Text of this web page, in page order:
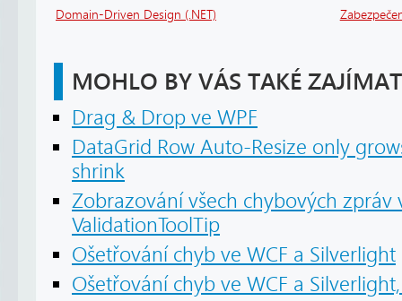
Domain-Driven Design (.NET)
MOHLO BY VÁS TAKÉ ZAJÍMAT
Drag & Drop ve WPF
DataGrid Row Auto-Resize only
shrink
Zobrazování všech chybových zpráv
ValidationToolTip
Ošetřování chyb ve WCF a Silverlight
Ošetřování chyb ve WCF a